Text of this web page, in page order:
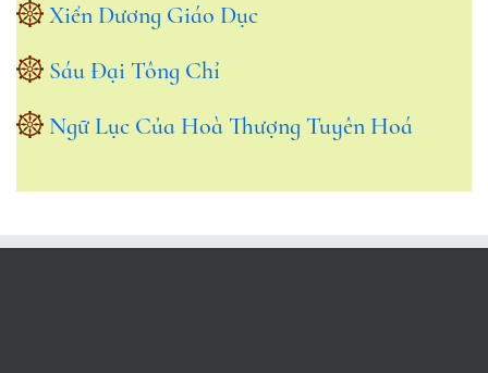
Xiển Dương Giáo Dục
Sáu Đại Tông Chỉ
Ngữ Lục Của Hoà Thượng Tuyên Hoá